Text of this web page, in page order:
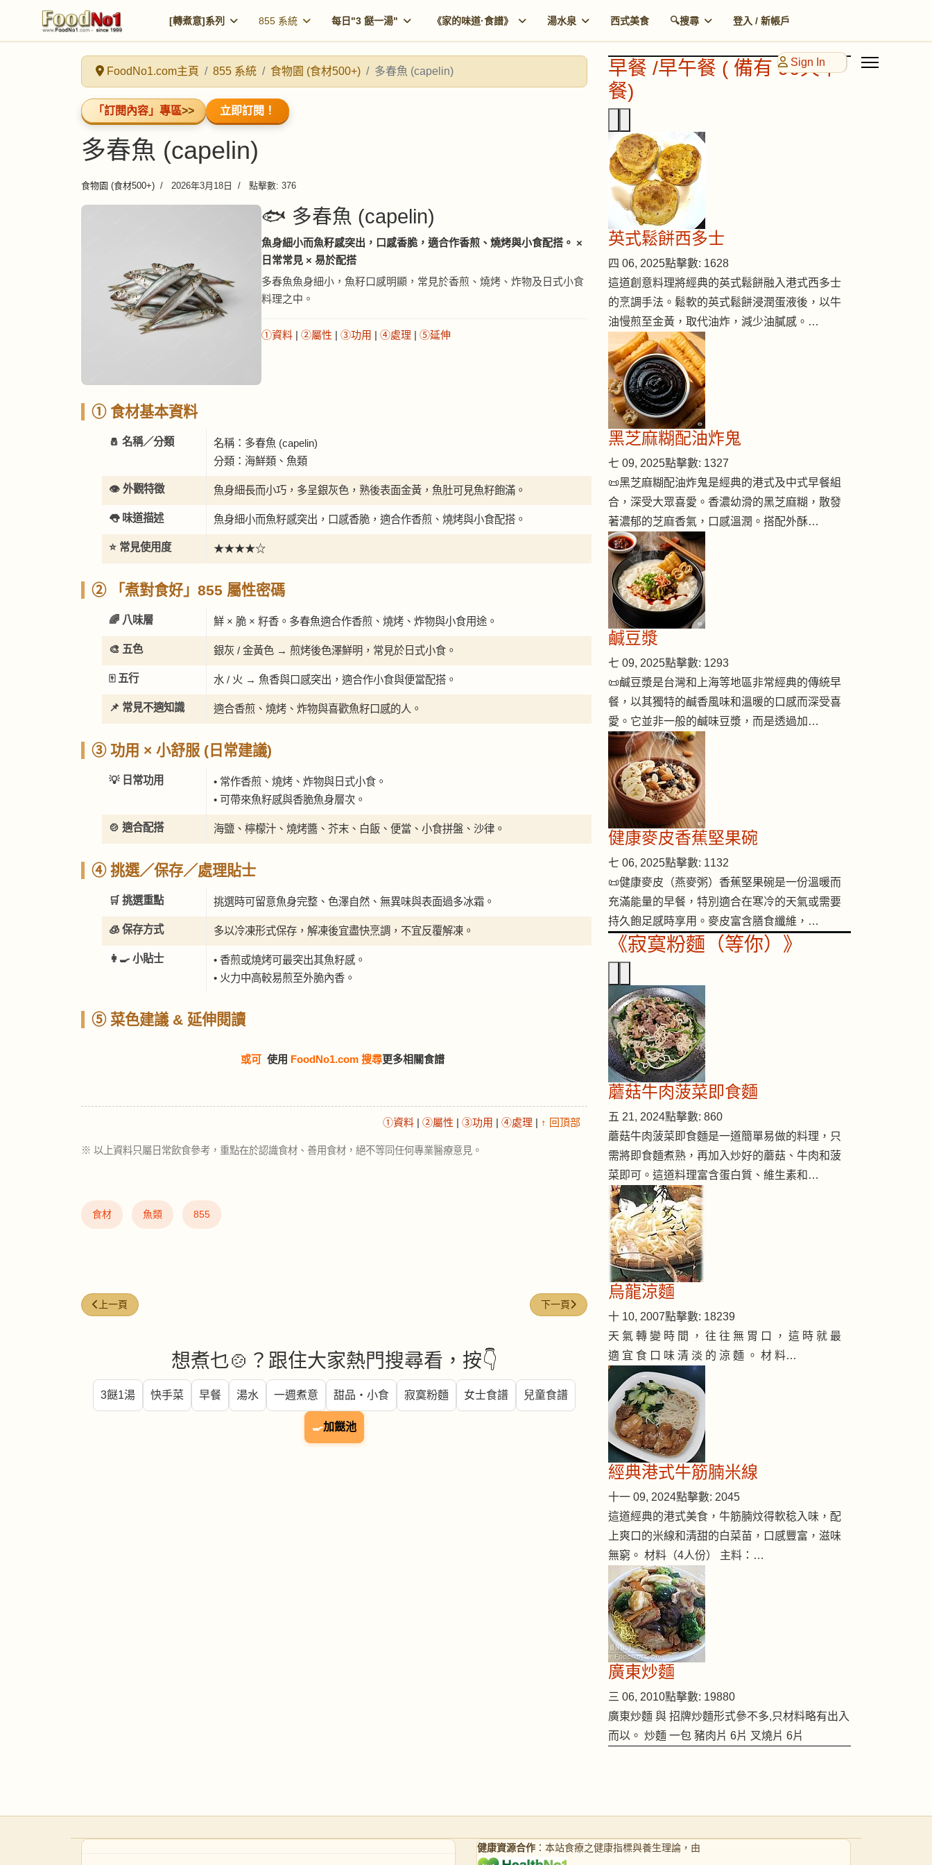
[轉煮意]系列 855 系統 每日"3 餸一湯" 《家的味道·食譜》 湯水泉 西式美食 🔍搜尋 登入 / 新帳戶
Sign In
FoodNo1.com主頁 855 系統 食物園 (食材500+) 多春魚 (capelin)
「訂閱內容」專區>> 立即訂閱！
多春魚 (capelin)
食物園 (食材500+) 2026年3月18日 點擊數: 376
🐟 多春魚 (capelin)
魚身細小而魚籽感突出，口感香脆，適合作香煎、燒烤與小食配搭。 ×
日常常見 × 易於配搭
多春魚魚身細小，魚籽口感明顯，常見於香煎、燒烤、炸物及日式小食
料理之中。
①資料 | ②屬性 | ③功用 | ④處理 | ⑤延伸
① 食材基本資料
🧂 名稱／分類
名稱：多春魚 (capelin)
分類：海鮮類、魚類
👁️ 外觀特徵 魚身細長而小巧，多呈銀灰色，熟後表面金黃，魚肚可見魚籽飽滿。
👅 味道描述 魚身細小而魚籽感突出，口感香脆，適合作香煎、燒烤與小食配搭。
⭐ 常見使用度 ★★★★☆
② 「煮對食好」855 屬性密碼
🌈 八味層 鮮 × 脆 × 籽香。多春魚適合作香煎、燒烤、炸物與小食用途。
🎨 五色 銀灰 / 金黃色 → 煎烤後色澤鮮明，常見於日式小食。
🀄 五行 水 / 火 → 魚香與口感突出，適合作小食與便當配搭。
📌 常見不適知識 適合香煎、燒烤、炸物與喜歡魚籽口感的人。
③ 功用 × 小舒服 (日常建議)
💡 日常功用
• 常作香煎、燒烤、炸物與日式小食。
• 可帶來魚籽感與香脆魚身層次。
🍲 適合配搭 海鹽、檸檬汁、燒烤醬、芥末、白飯、便當、小食拼盤、沙律。
④ 挑選／保存／處理貼士
🛒 挑選重點 挑選時可留意魚身完整、色澤自然、無異味與表面過多冰霜。
🧊 保存方式 多以冷凍形式保存，解凍後宜盡快烹調，不宜反覆解凍。
👩‍🍳 小貼士
• 香煎或燒烤可最突出其魚籽感。
• 火力中高較易煎至外脆內香。
⑤ 菜色建議 & 延伸閱讀
或可 使用 FoodNo1.com 搜尋更多相關食譜
①資料 | ②屬性 | ③功用 | ④處理 | ↑ 回頂部
※ 以上資料只屬日常飲食參考，重點在於認識食材、善用食材，絕不等同任何專業醫療意見。
食材 魚類 855
上一篇文章: 青蟹 (mud crab)
上一頁 下一篇文章: 雞髀菇 (king-oyster-mushroom)
下一頁
想煮乜🍲？跟住大家熱門搜尋看，按👇
3餸1湯 快手菜 早餐 湯水 一週煮意 甜品・小食 寂寞粉麵 女士食譜 兒童食譜
🍳加餸池
早餐 /早午餐 ( 備有 90天早
餐)
英式鬆餅西多士
四 06, 2025點擊數: 1628
這道創意料理將經典的英式鬆餅融入港式西多士
的烹調手法。鬆軟的英式鬆餅浸潤蛋液後，以牛
油慢煎至金黃，取代油炸，減少油膩感。…
黑芝麻糊配油炸鬼
七 09, 2025點擊數: 1327
📜黑芝麻糊配油炸鬼是經典的港式及中式早餐組
合，深受大眾喜愛。香濃幼滑的黑芝麻糊，散發
著濃郁的芝麻香氣，口感溫潤。搭配外酥…
鹹豆漿
七 09, 2025點擊數: 1293
📜鹹豆漿是台灣和上海等地區非常經典的傳統早
餐，以其獨特的鹹香風味和溫暖的口感而深受喜
愛。它並非一般的鹹味豆漿，而是透過加…
健康麥皮香蕉堅果碗
七 06, 2025點擊數: 1132
📜健康麥皮（燕麥粥）香蕉堅果碗是一份溫暖而
充滿能量的早餐，特別適合在寒冷的天氣或需要
持久飽足感時享用。麥皮富含膳食纖維，…
《寂寞粉麵（等你）》
蘑菇牛肉菠菜即食麵
五 21, 2024點擊數: 860
蘑菇牛肉菠菜即食麵是一道簡單易做的料理，只
需將即食麵煮熟，再加入炒好的蘑菇、牛肉和菠
菜即可。這道料理富含蛋白質、維生素和…
烏龍涼麵
十 10, 2007點擊數: 18239
天 氣 轉 變 時 間 ， 往 往 無 胃 口 ， 這 時 就 最
適 宜 食 口 味 清 淡 的 涼 麵 。 材 料…
經典港式牛筋腩米線
十一 09, 2024點擊數: 2045
這道經典的港式美食，牛筋腩炆得軟稔入味，配
上爽口的米線和清甜的白菜苗，口感豐富，滋味
無窮。 材料（4人份） 主料：…
廣東炒麵
三 06, 2010點擊數: 19880
廣東炒麵 與 招牌炒麵形式參不多,只材料略有出入
而以。 炒麵 一包 豬肉片 6片 叉燒片 6片
健康資源合作 ：本站食療之健康指標與養生理論，由